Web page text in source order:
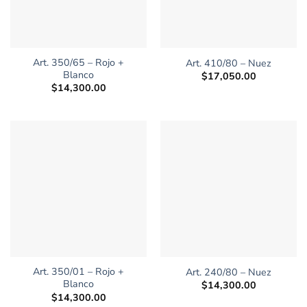
Art. 350/65 – Rojo +
Blanco
$14,300.00
Art. 410/80 – Nuez
$17,050.00
Art. 350/01 – Rojo +
Blanco
$14,300.00
Art. 240/80 – Nuez
$14,300.00